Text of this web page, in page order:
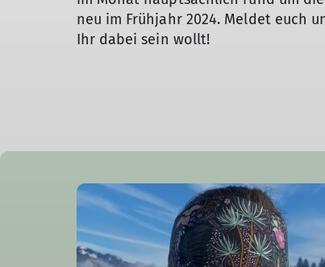
neu im Frühjahr 2024. Meldet euch
Ihr dabei sein wollt!